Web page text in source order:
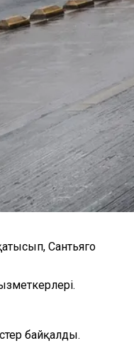
Сантьяго
байқалды.